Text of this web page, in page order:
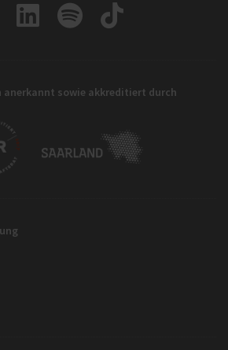
anerkannt sowie akkreditiert durch